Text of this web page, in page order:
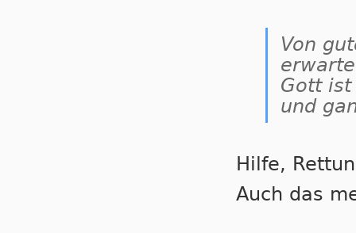
Von
Gott ist
und
Hilfe,
Auch das